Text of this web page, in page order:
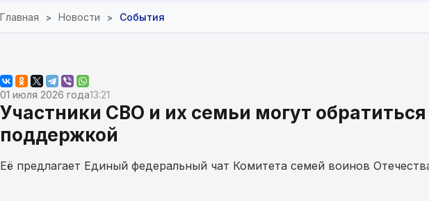
Главная Новости События
01 июля 2026 года13:21
Участники СВО и их семьи могут обратиться
поддержкой
Её предлагает Единый федеральный чат Комитета семей воинов